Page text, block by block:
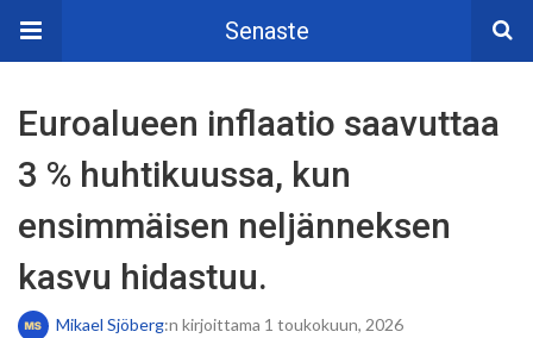
Senaste
Euroalueen inflaatio saavuttaa
3 % huhtikuussa, kun
ensimmäisen neljänneksen
kasvu hidastuu.
Mikael Sjöberg:n kirjoittama 1 toukokuun, 2026